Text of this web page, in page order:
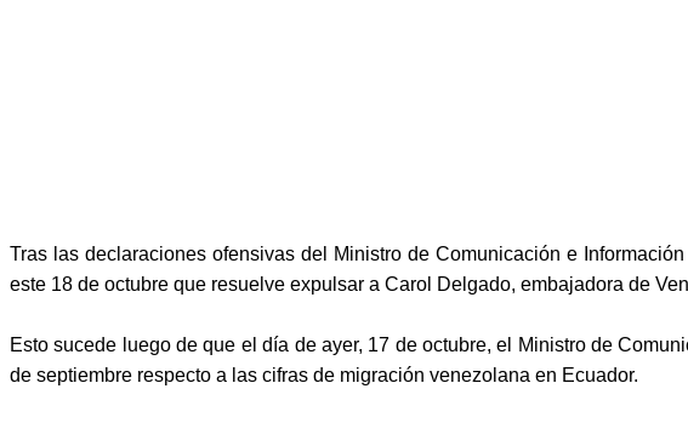
Tras las declaraciones ofensivas del Ministro de Comunicación e
este 18 de octubre que resuelve expulsar a Carol Delgado, embajadora de
Esto sucede luego de que el día de ayer, 17 de octubre, el Ministro de
de septiembre respecto a las cifras de migración venezolana en Ecuador.